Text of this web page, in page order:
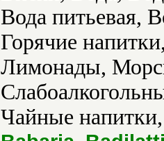
Вода питьевая,
Горячие
Лимонады,
Чайные